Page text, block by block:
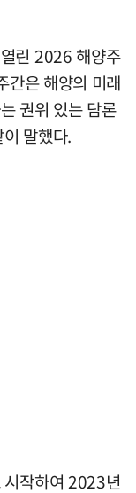
린 2026 해양주
은 해양의 미래
권위 있는 담론
말했다.
작하여 2023년